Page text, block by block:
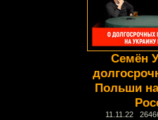
Семён
Польши
11.11.22